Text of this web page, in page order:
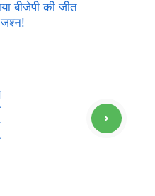
बीजेपी की जीत